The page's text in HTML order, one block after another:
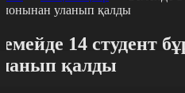
уланып қалды
14 студент
қалды